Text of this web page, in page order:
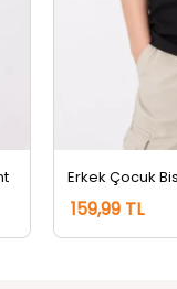
159,99 TL